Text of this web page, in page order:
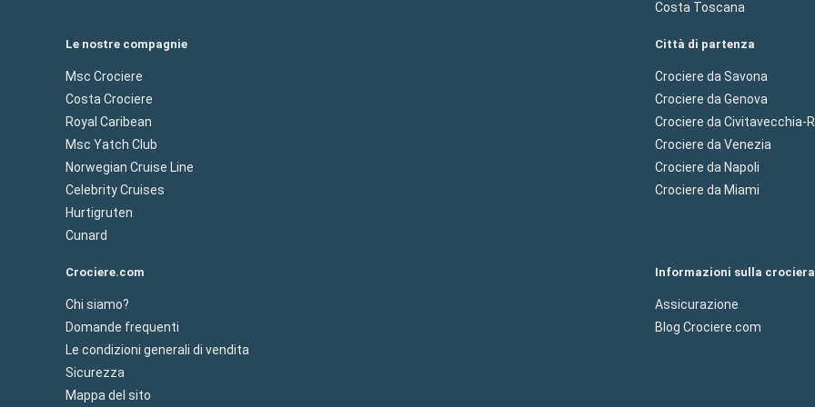
Costa Toscana
Le nostre compagnie
Msc Crociere
Costa Crociere
Royal Caribean
Msc Yatch Club
Norwegian Cruise Line
Celebrity Cruises
Hurtigruten
Cunard
Città di partenza
Crociere da Savona
Crociere da Genova
Crociere da Civitavecchia-
Crociere da Venezia
Crociere da Napoli
Crociere da Miami
Crociere.com
Chi siamo?
Domande frequenti
Le condizioni generali di vendita
Sicurezza
Mappa del sito
Informazioni sulla crociera
Assicurazione
Blog Crociere.com